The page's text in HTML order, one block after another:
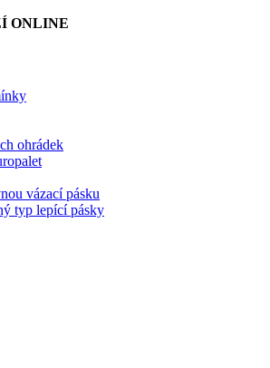
ONLINE
ohrádek
vázací pásku
typ lepící pásky